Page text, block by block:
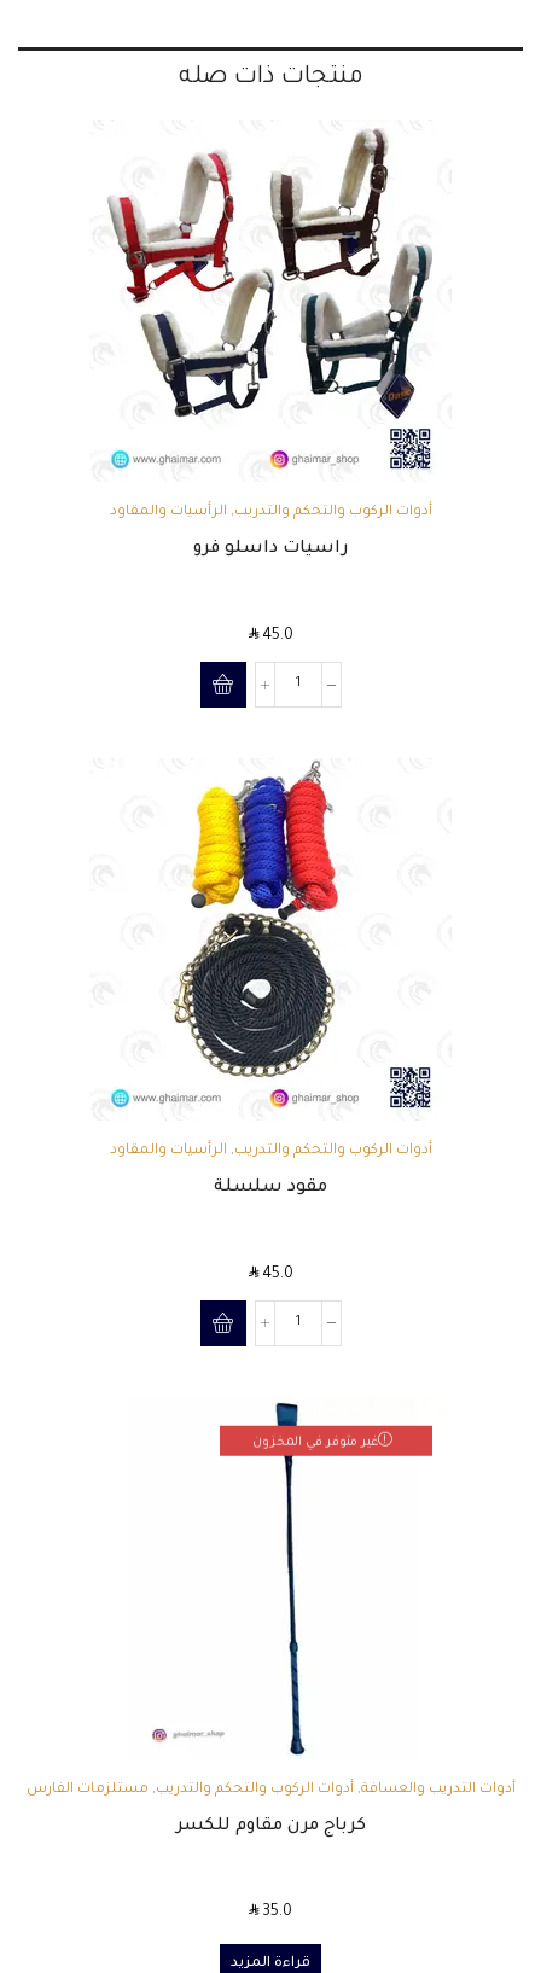
منتجات ذات صله
أدوات الركوب والتحكم والتدريب, الرأسيات والمقاود
راسيات داسلو فرو
SAR45.0
أدوات الركوب والتحكم والتدريب, الرأسيات والمقاود
مقود سلسلة
SAR45.0
غير متوفر في المخزون
أدوات التدريب والعسافة, أدوات الركوب والتحكم والتدريب, مستلزمات الفارس
كرباج مرن مقاوم للكسر
SAR35.0
قراءة المزيد